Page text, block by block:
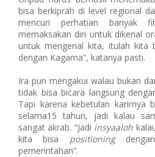
bisa berkiprah di level regional
mencuri perhatian banyak
memaksakan diri untuk dikenal
untuk mengenal kita, itulah kita
dengan Kagama”, katanya pasti.
Ira pun mengakui walau bukan
tidak bisa bicara langsung
Tapi karena kebetulan karirnya
selama15 tahun, jadi kalau
sangat akrab. “Jadi insyaaloh
kita bisa positioning
pemerintahan”.